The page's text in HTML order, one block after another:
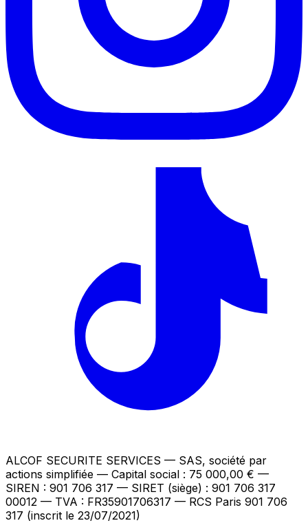
ALCOF SECURITE SERVICES — SAS, société par
actions simplifiée — Capital social : 75 000,00 € —
SIREN : 901 706 317 — SIRET (siège) : 901 706 317
00012 — TVA : FR35901706317 — RCS Paris 901 706
317 (inscrit le 23/07/2021)